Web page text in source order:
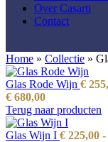
Over Casarti
Contact
Home » Collectie »
Glas Rode Wijn €
€ 680,00
Terug naar producten
Glas Wijn I € 225,00 -